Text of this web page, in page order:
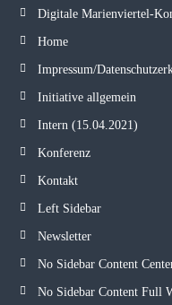
Digitale Marienviertel-
Home
Impressum/
Initiative allgemein
Intern (15.04.2021)
Konferenz
Kontakt
Left Sidebar
Newsletter
No Sidebar Content
No Sidebar Content Full